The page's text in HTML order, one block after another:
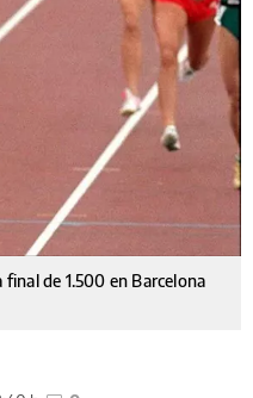
de 1.500 en Barcelona